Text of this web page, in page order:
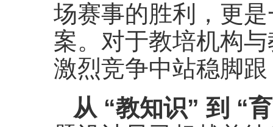
场赛事的胜利，更
案。对于教培机构
激烈竞争中站稳脚
从 “教知识” 到 “